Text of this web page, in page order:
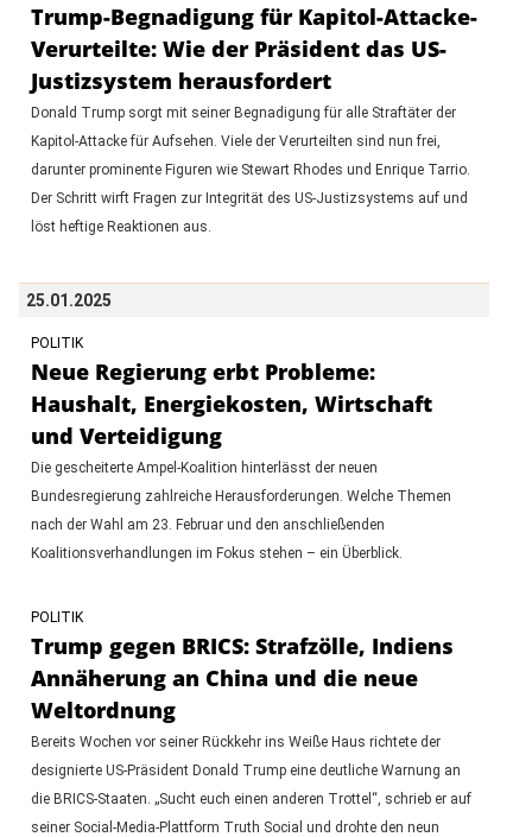
Trump-Begnadigung für Kapitol-Attacke-
Verurteilte: Wie der Präsident das US-
Justizsystem herausfordert
Donald Trump sorgt mit seiner Begnadigung für alle Straftäter der
Kapitol-Attacke für Aufsehen. Viele der Verurteilten sind nun frei,
darunter prominente Figuren wie Stewart Rhodes und Enrique Tarrio.
Der Schritt wirft Fragen zur Integrität des US-Justizsystems auf und
löst heftige Reaktionen aus.
25.01.2025
POLITIK
Neue Regierung erbt Probleme:
Haushalt, Energiekosten, Wirtschaft
und Verteidigung
Die gescheiterte Ampel-Koalition hinterlässt der neuen
Bundesregierung zahlreiche Herausforderungen. Welche Themen
nach der Wahl am 23. Februar und den anschließenden
Koalitionsverhandlungen im Fokus stehen – ein Überblick.
POLITIK
Trump gegen BRICS: Strafzölle, Indiens
Annäherung an China und die neue
Weltordnung
Bereits Wochen vor seiner Rückkehr ins Weiße Haus richtete der
designierte US-Präsident Donald Trump eine deutliche Warnung an
die BRICS-Staaten. „Sucht euch einen anderen Trottel“, schrieb er auf
seiner Social-Media-Plattform Truth Social und drohte den neun